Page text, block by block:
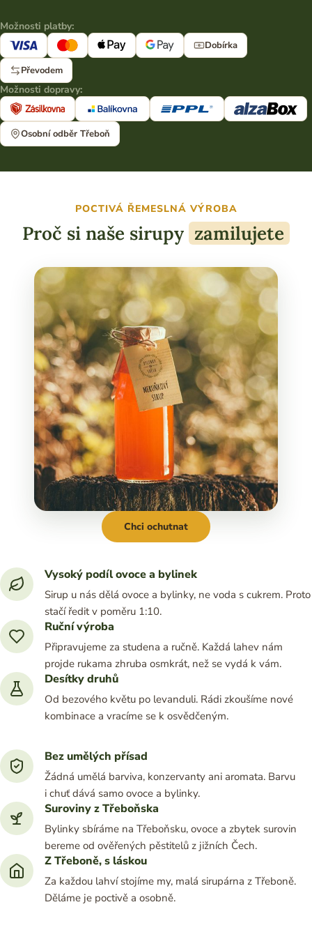
Možnosti platby:
Dobírka
Převodem
Možnosti dopravy:
Osobní odběr Třeboň
POCTIVÁ ŘEMESLNÁ VÝROBA
Proč si naše sirupy zamilujete
Vysoký podíl ovoce a bylinek
Sirup u nás dělá ovoce a bylinky, ne voda s cukrem. Proto
stačí ředit v poměru 1:10.
Ruční výroba
Připravujeme za studena a ručně. Každá lahev nám
projde rukama zhruba osmkrát, než se vydá k vám.
Desítky druhů
Od bezového květu po levanduli. Rádi zkoušíme nové
kombinace a vracíme se k osvědčeným.
Chci ochutnat
Bez umělých přísad
Žádná umělá barviva, konzervanty ani aromata. Barvu
i chuť dává samo ovoce a bylinky.
Suroviny z Třeboňska
Bylinky sbíráme na Třeboňsku, ovoce a zbytek surovin
bereme od ověřených pěstitelů z jižních Čech.
Z Třeboně, s láskou
Za každou lahví stojíme my, malá sirupárna z Třeboně.
Děláme je poctivě a osobně.